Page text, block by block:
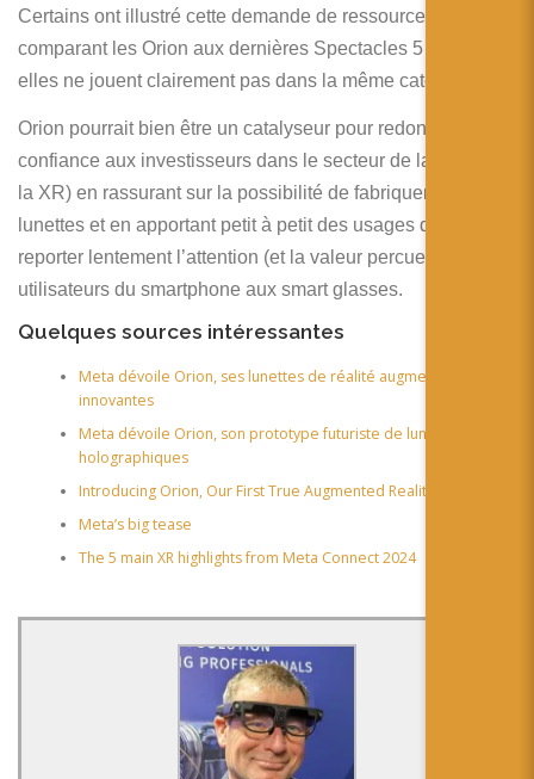
Certains ont illustré cette demande de ressources en
comparant les Orion aux dernières Spectacles 5 de Snap,
elles ne jouent clairement pas dans la même catégorie.
Orion pourrait bien être un catalyseur pour redonner
confiance aux investisseurs dans le secteur de la RA (et de
la XR) en rassurant sur la possibilité de fabriquer ses
lunettes et en apportant petit à petit des usages qui vont
reporter lentement l’attention (et la valeur percue) des
utilisateurs du smartphone aux smart glasses.
Quelques sources intéressantes
Meta dévoile Orion, ses lunettes de réalité augmentée ultra
innovantes
Meta dévoile Orion, son prototype futuriste de lunettes
holographiques
Introducing Orion, Our First True Augmented Reality Glasses
Meta’s big tease
The 5 main XR highlights from Meta Connect 2024